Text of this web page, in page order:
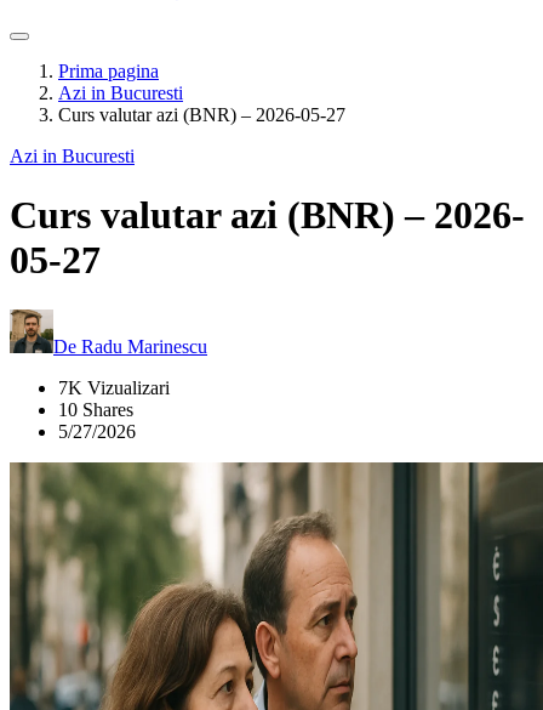
Prima pagina
Azi in Bucuresti
Curs valutar azi (BNR) – 2026-05-27
Azi in Bucuresti
Curs valutar azi (BNR) – 2026-
05-27
De Radu Marinescu
7K Vizualizari
10 Shares
5/27/2026